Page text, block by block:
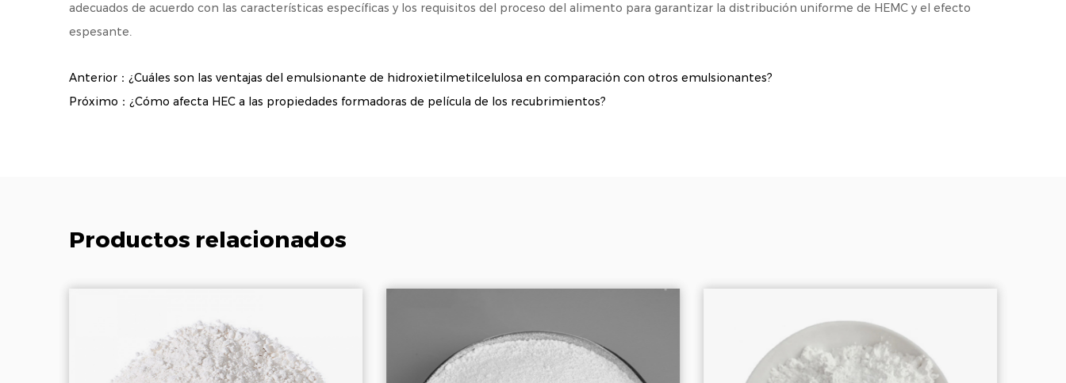
adecuados de acuerdo con las características específicas y los requisitos del proceso del alimento para garantizar la distribución uniforme de HEMC y el efecto
espesante.
Anterior：¿Cuáles son las ventajas del emulsionante de hidroxietilmetilcelulosa en comparación con otros emulsionantes?
Próximo：¿Cómo afecta HEC a las propiedades formadoras de película de los recubrimientos?
Productos relacionados